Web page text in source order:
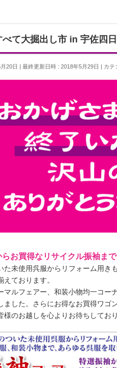
べて大掘出し市 in 宇佐四
20日 最終更新日時 : 2018年5月29日 カテ
らお買得なリサイクル振袖ま
た未使用呉服からリフォーム用き
えております。
マルフェアー、和装小物均一コ
ました。さらにお得なお買得ワゴ
様のお越しを心よりお待ちしており